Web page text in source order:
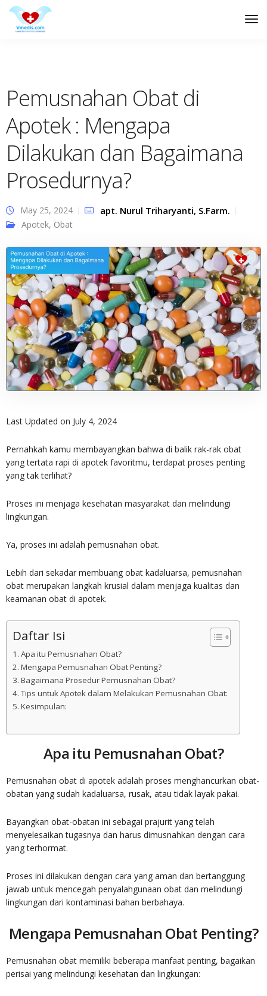
Pemusnahan Obat di
Apotek : Mengapa
Dilakukan dan Bagaimana
Prosedurnya?
May 25, 2024 apt. Nurul Triharyanti, S.Farm.
Apotek, Obat
Last Updated on July 4, 2024
Pernahkah kamu membayangkan bahwa di balik rak-rak obat
yang tertata rapi di apotek favoritmu, terdapat proses penting
yang tak terlihat?
Proses ini menjaga kesehatan masyarakat dan melindungi
lingkungan.
Ya, proses ini adalah pemusnahan obat.
Lebih dari sekadar membuang obat kadaluarsa, pemusnahan
obat merupakan langkah krusial dalam menjaga kualitas dan
keamanan obat di apotek.
Daftar Isi
Apa itu Pemusnahan Obat?
Mengapa Pemusnahan Obat Penting?
Bagaimana Prosedur Pemusnahan Obat?
Tips untuk Apotek dalam Melakukan Pemusnahan Obat:
Kesimpulan:
Apa itu Pemusnahan Obat?
Pemusnahan obat di apotek adalah proses menghancurkan obat-
obatan yang sudah kadaluarsa, rusak, atau tidak layak pakai.
Bayangkan obat-obatan ini sebagai prajurit yang telah
menyelesaikan tugasnya dan harus dimusnahkan dengan cara
yang terhormat.
Proses ini dilakukan dengan cara yang aman dan bertanggung
jawab untuk mencegah penyalahgunaan obat dan melindungi
lingkungan dari kontaminasi bahan berbahaya.
Mengapa Pemusnahan Obat Penting?
Pemusnahan obat memiliki beberapa manfaat penting, bagaikan
perisai yang melindungi kesehatan dan lingkungan: